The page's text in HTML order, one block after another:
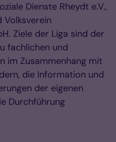
Dienste Rheydt e.V.,
Volksverein
Ziele der Liga sind der
fachlichen und
im Zusammenhang mit
die Information und
der eigenen
Durchführung